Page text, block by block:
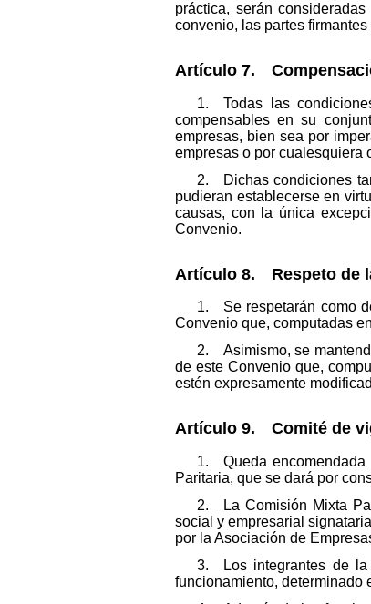
práctica, serán
convenio, las partes
Artículo 7.
1. Todas las
compensables en su
empresas, bien sea por
empresas o por cualesquiera
2. Dichas condiciones
pudieran establecerse en
causas, con la única
Convenio.
Artículo 8. Respeto de
1. Se respetarán como
Convenio que, computadas
2. Asimismo, se
de este Convenio que,
estén expresamente
Artículo 9. Comité de
1. Queda encomendada
Paritaria, que se dará por
2. La Comisión Mixta
social y empresarial
por la Asociación de
3. Los integrantes de la
funcionamiento, determinado